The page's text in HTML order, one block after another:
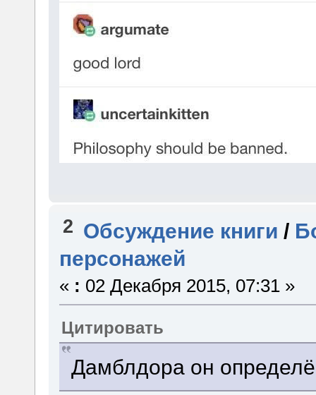
2 Обсуждение книги /
персонажей
« : 02 Декабря 2015, 07:31 »
Цитировать
Дамблдора он